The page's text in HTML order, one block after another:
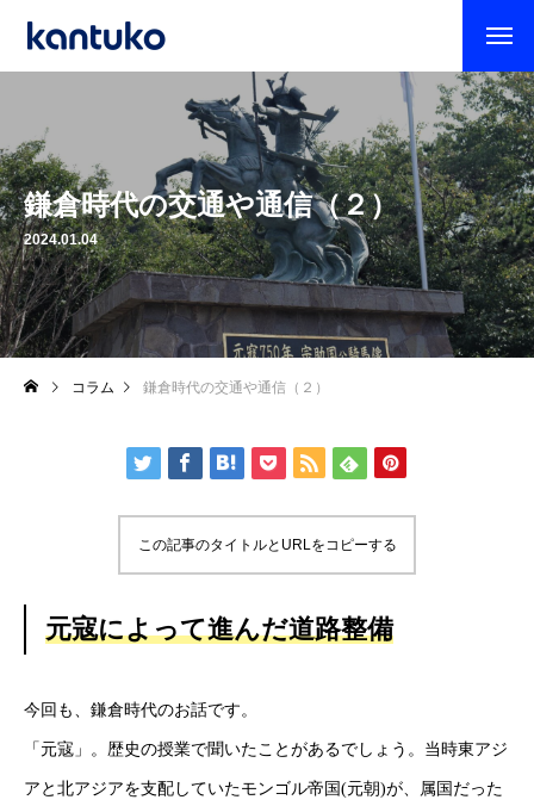
鎌倉時代の交通や通信（２）
2024.01.04
コラム 鎌倉時代の交通や通信（２）
この記事のタイトルとURLをコピーする
元寇によって進んだ道路整備
今回も、鎌倉時代のお話です。
「元寇」。歴史の授業で聞いたことがあるでしょう。当時東アジ
アと北アジアを支配していたモンゴル帝国(元朝)が、属国だった